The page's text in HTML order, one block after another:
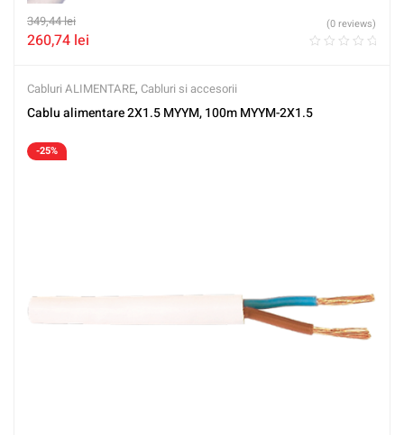
349,44lei
260,74 lei
(0 reviews)
Cabluri ALIMENTARE, Cabluri si accesorii
Cablu alimentare 2X1.5 MYYM, 100m MYYM-2X1.5
-25%